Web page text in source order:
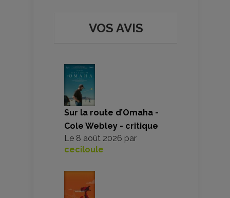
VOS AVIS
Sur la route d’Omaha -
Cole Webley - critique
Le 8 août 2026 par
ceciloule